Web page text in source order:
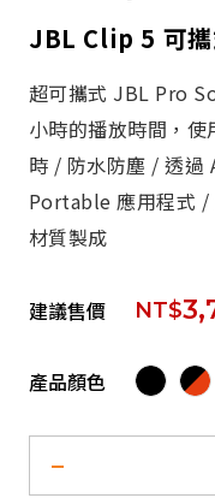
JBL Clip 5 可
超可攜式 JBL Pro
小時的播放時間，
時 / 防水防塵 / 透過
Portable 應用程式 /
材質製成
建議售價 NT$
產品顏色